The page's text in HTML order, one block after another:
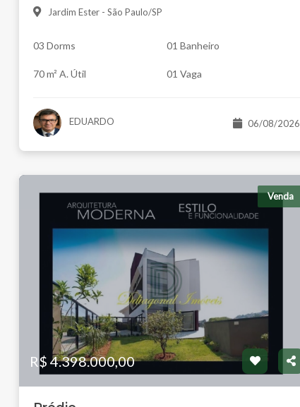
Jardim Ester - São Paulo/SP
03 Dorms 01 Banheiro
70 m² A. Útil 01 Vaga
EDUARDO 06/08/2026
Venda
R$ 4.398.000,00